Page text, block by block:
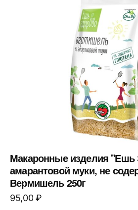
Макаронные изделия
амарантовой муки, не
Вермишель 250г
95,00₽